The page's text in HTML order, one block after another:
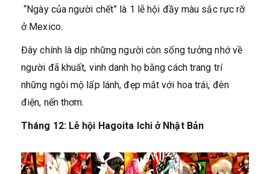
“Ngày của người chết” là 1 lễ hội đầy màu sắc rực rỡ
ở Mexico.
Đây chính là dịp những người còn sống tưởng nhớ về
người đã khuất, vinh danh họ bằng cách trang trí
những ngôi mộ lấp lánh, đẹp mắt với hoa trái, đèn
điện, nến thơm.
Tháng 12: Lễ hội Hagoita Ichi ở Nhật Bản